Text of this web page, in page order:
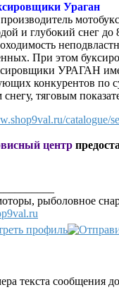
Ураган
и глубокий снег до
При этом
УРАГАН
конкурентов по
снегу, тяговым
catalogue/
центр
рыболовное
текста сообщения